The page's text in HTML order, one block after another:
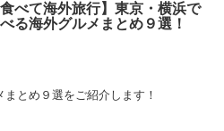
食べて海外旅行】東京・横浜で
る海外グルメまとめ９選！
とめ９選をご紹介します！